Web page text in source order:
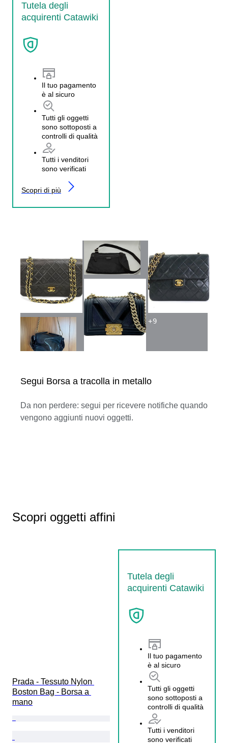
Tutela degli
acquirenti Catawiki
Il tuo pagamento
è al sicuro
Tutti gli oggetti
sono sottoposti a
controlli di qualità
Tutti i venditori
sono verificati
Scopri di più
Segui Borsa a tracolla in metallo
Da non perdere: segui per ricevere notifiche quando
vengono aggiunti nuovi oggetti.
+9
Scopri oggetti affini
Tutela degli
acquirenti Catawiki
Il tuo pagamento
è al sicuro
Tutti gli oggetti
sono sottoposti a
controlli di qualità
Tutti i venditori
sono verificati
Prada - Tessuto Nylon
Boston Bag - Borsa a
mano